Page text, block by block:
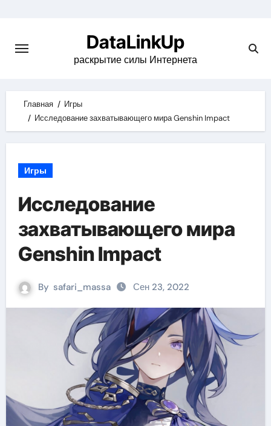
content
DataLinkUp
раскрытие силы Интернета
Главная
Игры
Исследование захватывающего мира Genshin Impact
Игры
Исследование
захватывающего мира
Genshin Impact
By safari_massa Сен 23, 2022